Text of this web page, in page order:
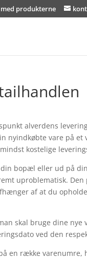
produkterne
alverdens
nyindkøbte vare på
kostelige
bopæl eller ud på
uproblematisk.
af at du
skal bruge dine nye
ved den
en række varenumre,